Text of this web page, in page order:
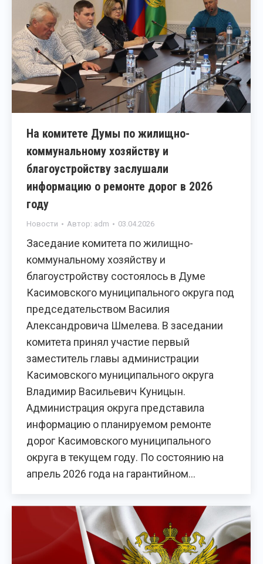
На комитете Думы по жилищно-
коммунальному хозяйству и
благоустройству заслушали
информацию о ремонте дорог в 2026
году
Новости Автор: adm 03.04.2026
Заседание комитета по жилищно-
коммунальному хозяйству и
благоустройству состоялось в Думе
Касимовского муниципального округа под
председательством Василия
Александровича Шмелева. В заседании
комитета принял участие первый
заместитель главы администрации
Касимовского муниципального округа
Владимир Васильевич Куницын.
Администрация округа представила
информацию о планируемом ремонте
дорог Касимовского муниципального
округа в текущем году. По состоянию на
апрель 2026 года на гарантийном…